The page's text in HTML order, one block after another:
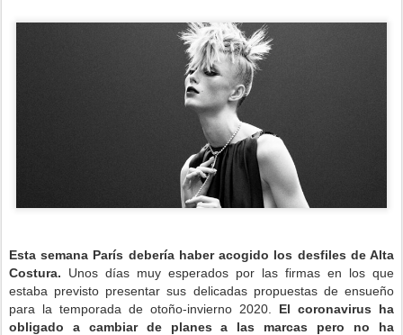
Esta semana París debería haber acogido los desfiles de Alta
Costura. Unos días muy esperados por las firmas en los que
estaba previsto presentar sus delicadas propuestas de ensueño
para la temporada de otoño-invierno 2020. El coronavirus ha
obligado a cambiar de planes a las marcas pero no ha